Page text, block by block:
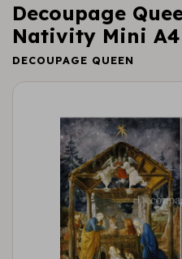
Decoupage
Nativity Mini A4
DECOUPAGE QUEEN